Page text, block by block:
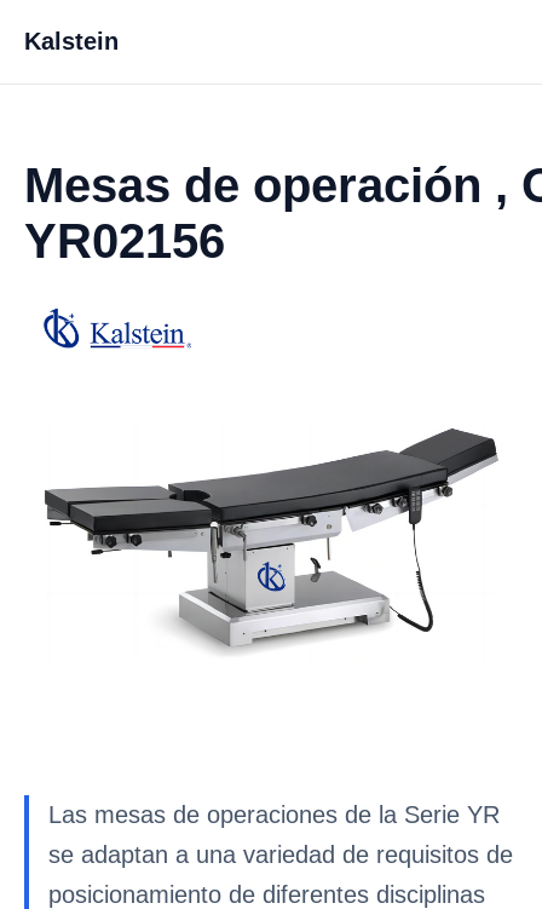
Kalstein
Mesas de operación ,
YR02156
Las mesas de operaciones de la Serie YR
se adaptan a una variedad de requisitos de
posicionamiento de diferentes disciplinas